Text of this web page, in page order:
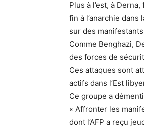
Plus à l’est, à
fin à l’anarchie
sur des
Comme Benghazi,
des forces de
Ces attaques sont
actifs dans l’Est
Ce groupe a
« Affronter les
dont l’AFP a reçu